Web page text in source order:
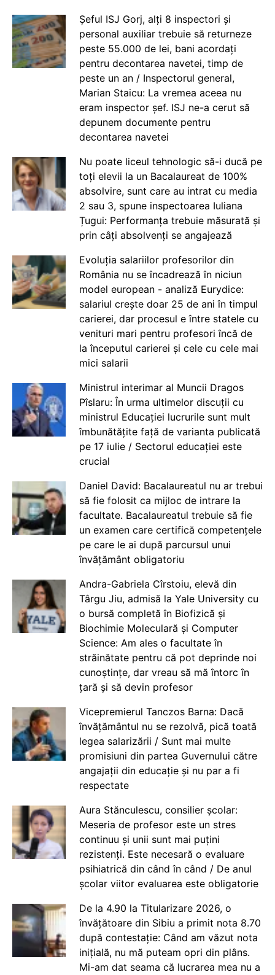
Șeful ISJ Gorj, alți 8 inspectori și
personal auxiliar trebuie să returneze
peste 55.000 de lei, bani acordați
pentru decontarea navetei, timp de
peste un an / Inspectorul general,
Marian Staicu: La vremea aceea nu
eram inspector șef. ISJ ne-a cerut să
depunem documente pentru
decontarea navetei
Nu poate liceul tehnologic să-i ducă pe
toți elevii la un Bacalaureat de 100%
absolvire, sunt care au intrat cu media
2 sau 3, spune inspectoarea Iuliana
Țugui: Performanța trebuie măsurată și
prin câți absolvenți se angajează
Evoluția salariilor profesorilor din
România nu se încadrează în niciun
model european - analiză Eurydice:
salariul crește doar 25 de ani în timpul
carierei, dar procesul e între statele cu
venituri mari pentru profesori încă de
la începutul carierei și cele cu cele mai
mici salarii
Ministrul interimar al Muncii Dragos
Pîslaru: În urma ultimelor discuții cu
ministrul Educației lucrurile sunt mult
îmbunătățite față de varianta publicată
pe 17 iulie / Sectorul educației este
crucial
Daniel David: Bacalaureatul nu ar trebui
să fie folosit ca mijloc de intrare la
facultate. Bacalaureatul trebuie să fie
un examen care certifică competențele
pe care le ai după parcursul unui
învățământ obligatoriu
Andra-Gabriela Cîrstoiu, elevă din
Târgu Jiu, admisă la Yale University cu
o bursă completă în Biofizică și
Biochimie Moleculară și Computer
Science: Am ales o facultate în
străinătate pentru că pot deprinde noi
cunoștințe, dar vreau să mă întorc în
țară și să devin profesor
Vicepremierul Tanczos Barna: Dacă
învățământul nu se rezolvă, pică toată
legea salarizării / Sunt mai multe
promisiuni din partea Guvernului către
angajații din educație și nu par a fi
respectate
Aura Stănculescu, consilier școlar:
Meseria de profesor este un stres
continuu și unii sunt mai puțini
rezistenți. Este necesară o evaluare
psihiatrică din când în când / De anul
școlar viitor evaluarea este obligatorie
De la 4.90 la Titularizare 2026, o
învățătoare din Sibiu a primit nota 8.70
după contestație: Când am văzut nota
inițială, nu mă puteam opri din plâns.
Mi-am dat seama că lucrarea mea nu a